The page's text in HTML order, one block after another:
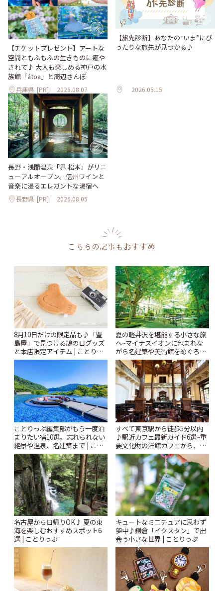
【チケットプレゼント】アートな
空間ともふもふの生きものに癒や
されて♪ 大人も楽しめる神戸の水
族館「átoa」と周辺さんぽ
兵庫県 [PR] 2026.08.07
【旅先診断】あなたの“いま”にぴ
ったりな旅先が見つかる♪
2026.05.15
長野・浅間温泉「界 松本」がリニ
ューアルオープン。信州ワインと
音楽に浸るエレガントな湯宿へ
長野県 [PR] 2026.08.05
こちらの記事もおすすめ
8月10日だけの限定品も♪「豊
島屋」で見つける鳩の日グッズ
と本店限定アイテム | ことりっ
ぷ
夏の軽井沢を堪能する小さな旅
へ~マイナスイオンに包まれな
がら名建築や美術館をめぐろう
~ | ことりっぷ
ことりっぷ編集部がもう一度泊
まりたい宿10選。忘れられない
絶景や温泉、名建築まで | こと
りっぷ
すべて東京駅から徒歩5分以内
♪駅近カフェ最新ガイド6選~重
要文化財の洋館カフェから、改
札すぐのレトロ喫茶まで~ | こと
りっぷ
名古屋から日帰りOK♪ 夏の東
海を楽しむおすすめスポット6
選 | ことりっぷ
キュートなミニチュアに思わず
夢中♪鎌倉「イクスタン」で出
会う小さな世界 | ことりっぷ